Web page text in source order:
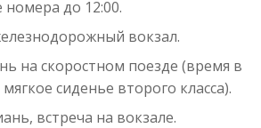
до 12:00.
вокзал.
на скоростном поезде (время в
сиденье второго класса).
встреча на вокзале.